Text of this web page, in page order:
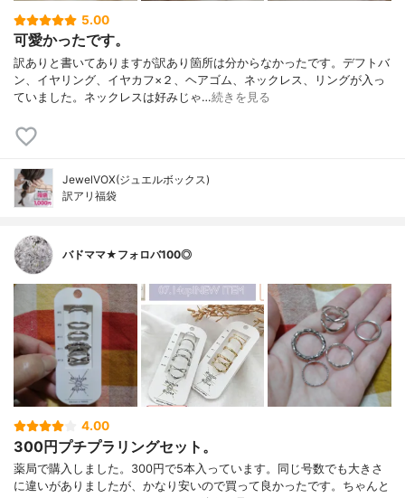
5.00
可愛かったです。
訳ありと書いてありますが訳あり箇所は分からなかったです。デフトバ
ン、イヤリング、イヤカフ×２、ヘアゴム、ネックレス、リングが入っ
ていました。ネックレスは好みじゃ…続きを見る
JewelVOX(ジュエルボックス)
訳アリ福袋
バドママ★フォロバ100◎
4.00
300円プチプラリングセット。
薬局で購入しました。300円で5本入っています。同じ号数でも大きさ
に違いがありましたが、かなり安いので買って良かったです。ちゃんと